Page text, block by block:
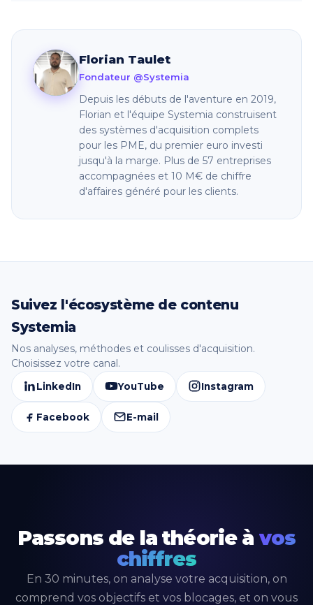
paliers d'un envoi à la fois, en commençant par
ni la même valeur. Un découpage en quatre
segments avec un rythme propre à chacun
permet d'augmenter la fréquence là où elle
rapporte, sans abîmer le reste de la liste.
Florian Taulet
Fondateur @Systemia
Depuis les débuts de l'aventure en 2019,
Florian et l'équipe Systemia construisent
des systèmes d'acquisition complets
pour les PME, du premier euro investi
jusqu'à la marge. Plus de 57 entreprises
accompagnées et 10 M€ de chiffre
d'affaires généré pour les clients.
Suivez l'écosystème de contenu
Systemia
Nos analyses, méthodes et coulisses d'acquisition.
Choisissez votre canal.
LinkedIn YouTube Instagram
Facebook E-mail
Passons de la théorie à vos
chiffres
En 30 minutes, on analyse votre acquisition, on
comprend vos objectifs et vos blocages, et on vous